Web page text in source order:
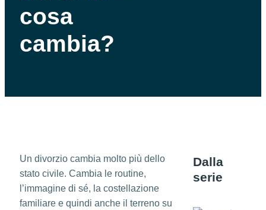
cosa
cambia?
Un divorzio cambia molto più dello
stato civile. Cambia le routine,
l’immagine di sé, la costellazione
familiare e quindi anche il terreno su
Dalla
serie